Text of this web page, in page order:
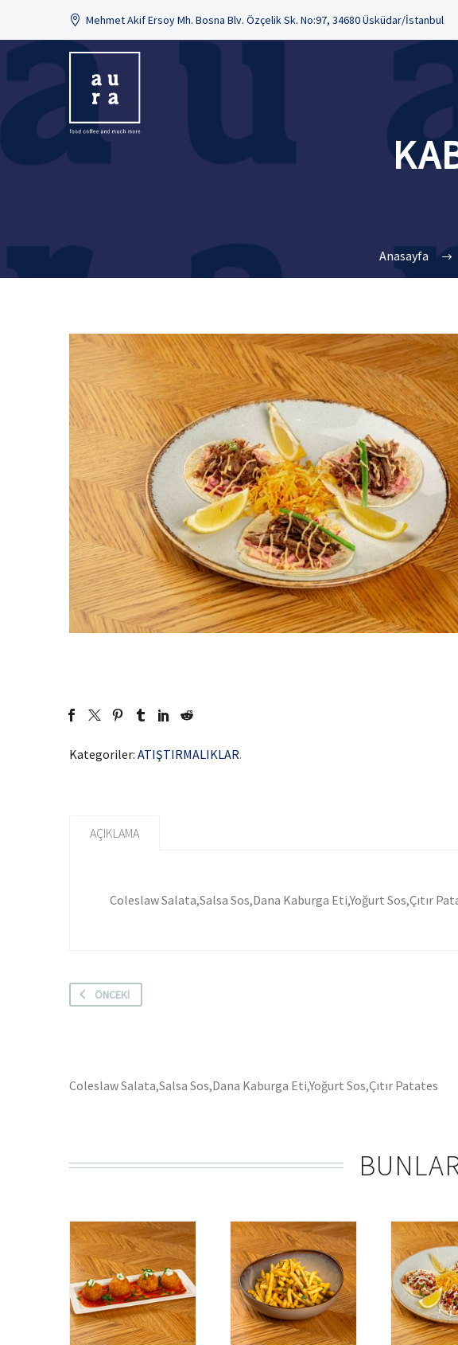
Mehmet Akif Ersoy Mh. Bosna Blv. Özçelik Sk. No:97, 34680 Üsküdar/İstanbul
Anasayfa
Kategoriler: ATIŞTIRMALIKLAR.
AÇIKLAMA
Coleslaw Salata,Salsa Sos,Dana Kaburga Eti,Yoğurt Sos,Çıtır
ÖNCEKI
Coleslaw Salata,Salsa Sos,Dana Kaburga Eti,Yoğurt Sos,Çıtır Patates